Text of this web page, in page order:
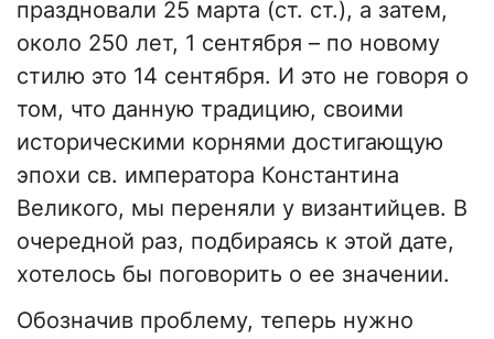
праздновали 25 марта (ст. ст.), а затем,
около 250 лет, 1 сентября – по новому
стилю это 14 сентября. И это не говоря о
том, что данную традицию, своими
историческими корнями достигающую
эпохи св. императора Константина
Великого, мы переняли у византийцев. В
очередной раз, подбираясь к этой дате,
хотелось бы поговорить о ее значении.
Обозначив проблему, теперь нужно